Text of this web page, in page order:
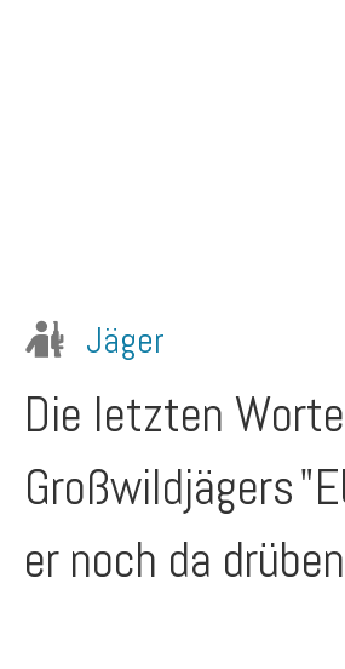
Jäger
Die letzten
Großwildjägers
er noch da